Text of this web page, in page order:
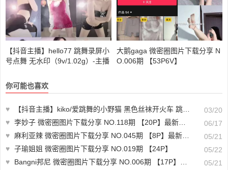
【抖音主播】hello77 跳舞录屏小
号点舞 无水印（9v/1.02g）-主播
大鹅gaga 微密圈图片下载分享 N
O.006期 【53P6V】
你可能也喜欢
♥ 【抖音主播】kiko/爱跳舞的小野猫 黑色丝袜开火车 跳舞录屏无水印 （10v/）-主播舞蹈合集下载
03/20
♥ 李妙子 微密圈图片下载分享 NO.118期 【20P】最新至：2025.1.10
06/17
♥
麻利亚辣 微密圈图片下载分享 NO.045期 【8P】最新至：2023.6.14
05/21
♥ 子瑜姐姐 微密圈图片下载分享 NO.019期 【24P】
05/22
♥
Bangni邦尼 微密圈图片下载分享 NO.006期 【17P】最新至：2023.8.15
05/21